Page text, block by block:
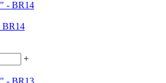
BR14
+